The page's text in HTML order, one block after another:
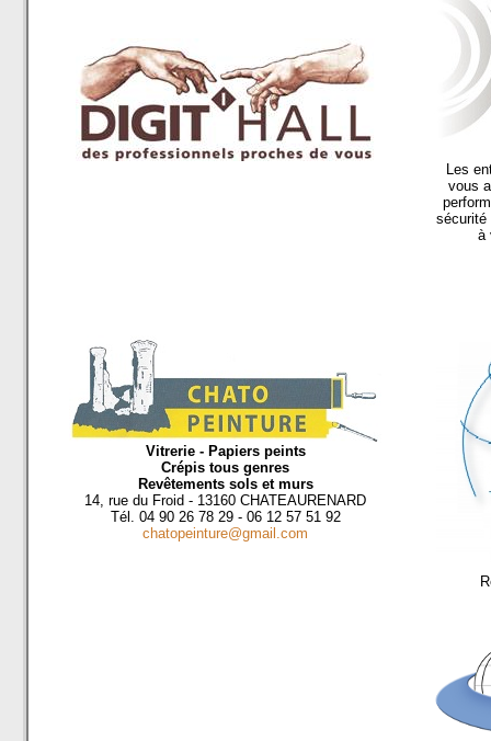
Les
vous
sécurité
à
Vitrerie - Papiers peints
Crépis tous genres
Revêtements sols et murs
14, rue du Froid - 13160 CHATEAURENARD
Tél. 04 90 26 78 29 - 06 12 57 51 92
chatopeinture@gmail.com